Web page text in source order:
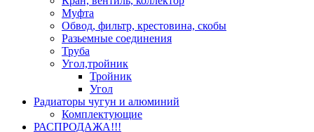
Муфта
Обвод, фильтр, крестовина, скобы
Разьемные соединения
Труба
Угол,тройник
Тройник
Угол
Радиаторы чугун и алюминий
Комплектующие
РАСПРОДАЖА!!!